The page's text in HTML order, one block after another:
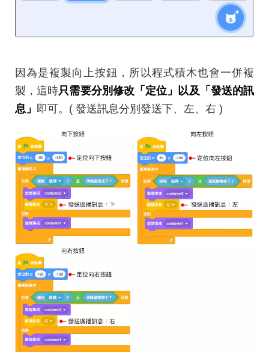
因為是複製向上按鈕，所以程式積木也會一併複
製，這時只需要分別修改「定位」以及「發送的訊
息」 即可。( 發送訊息分別發送下、左、右 )